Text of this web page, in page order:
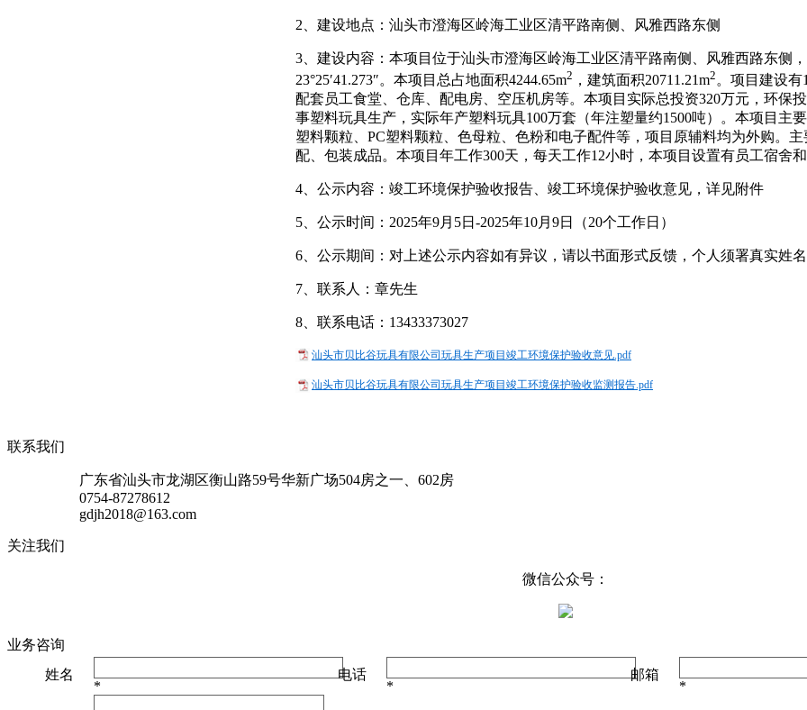
2、建设地点：汕头市澄海区岭海工业区清平路南侧、风雅西路东侧
3、建设内容： 本项目位于汕头市澄海区岭海工业区清平路南侧、风雅西路东侧，
23°25′41.273″。本项目总占地面积4244.65m2 ，建筑面积20711.21m2 。项目建设
配套员工食堂、仓库、配电房、空压机房等。本项目实际总投资320万元，环保
事塑料玩具生产，实际年产塑料玩具100万套（年注塑量约1500吨）。本项目主
塑料颗粒、PC塑料颗粒、色母粒、色粉和电子配件等，项目原辅料均为外购。
配、包装成品。本项目年工作300天，每天工作12小时，本项目设置有员工宿舍
4、公示内容：竣工环境保护验收报告、竣工环境保护验收意见，详见附件
5、公示时间：2025年9月5日-2025年10月9日（20个工作日）
6、公示期间：对上述公示内容如有异议，请以书面形式反馈，个人须署真实姓名
7、联系人：章先生
8、联系电话：13433373027
汕头市贝比谷玩具有限公司玩具生产项目竣工环境保护验收意见.pdf
汕头市贝比谷玩具有限公司玩具生产项目竣工环境保护验收监测报告.pdf
联系我们
广东省汕头市龙湖区衡山路59号华新广场504房之一、602房
0754-87278612
gdjh2018@163.com
关注我们
微信公众号：
业务咨询
姓名
*
电话
*
邮箱
*